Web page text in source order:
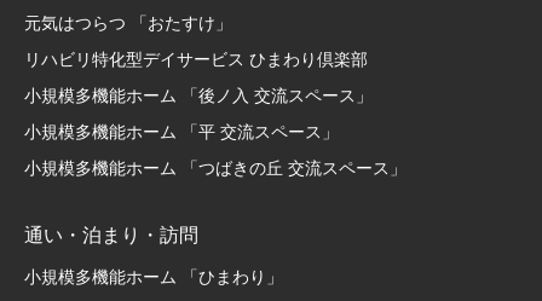
元気はつらつ 「おたすけ」
リハビリ特化型デイサービス ひまわり倶楽部
小規模多機能ホーム 「後ノ入 交流スペース」
小規模多機能ホーム 「平 交流スペース」
小規模多機能ホーム 「つばきの丘 交流スペース」
通い・泊まり・訪問
小規模多機能ホーム 「ひまわり」